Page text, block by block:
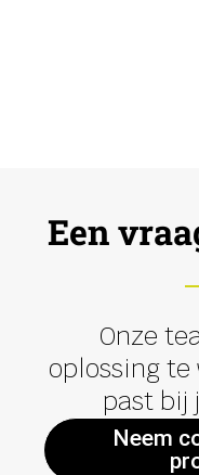
Een
Onze
oplossing
past bij
Neem